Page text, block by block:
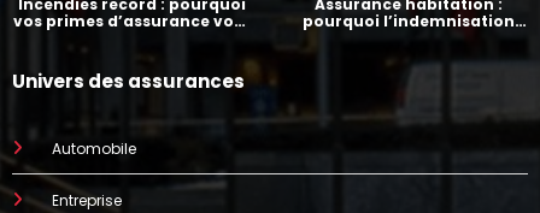
Incendies record : pourquoi
vos primes d’assurance vont
Assurance habitation :
pourquoi l’indemnisation
prend parfois 7 mois
Univers des assurances
Automobile
Entreprise